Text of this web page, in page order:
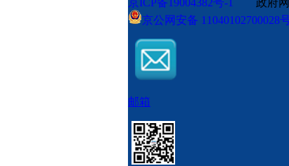
京ICP备19004382号-1 政府网
京公网安备 11040102700028
邮箱